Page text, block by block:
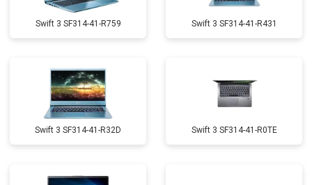
Swift 3 SF314-41-R759 Swift 3 SF314-41-R431
Swift 3 SF314-41-R32D Swift 3 SF314-41-R0TE